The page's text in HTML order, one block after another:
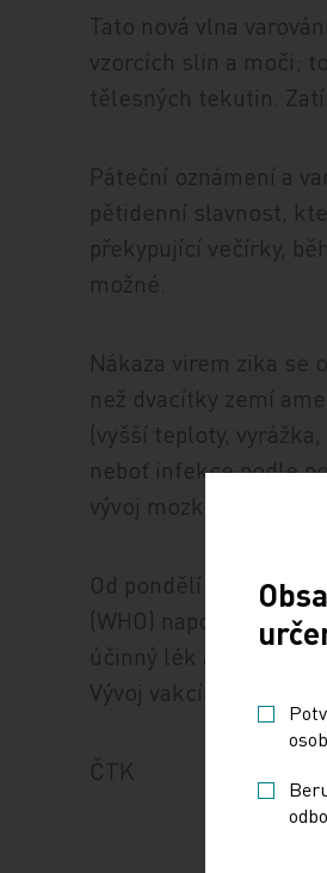
Tato nová vlna
vzorcích slin a moči;
tělesných tekutin.
Páteční oznámení a
pětidenní slavnost,
překypující večírky,
možné.
Nákaza virem zika se
než dvacítky zemí
(vyšší teploty,
neboť infekce podle
vývoj mozku).
Od pondělí platí kvůli
(WHO) naposledy
účinný lék a ani
Vývoj vakcíny ale
ČTK